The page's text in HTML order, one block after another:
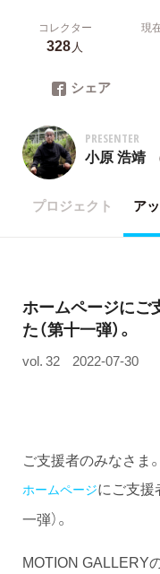
コレクター
328人
現
シェア
PRESENTER
小原 浩靖
プロジェクト ア
ホームページにご
た（第十一弾）。
vol. 32 2022-07-30
ご支援者のみなさま
ホームページにご支援
一弾）。
MOTION GALLERY